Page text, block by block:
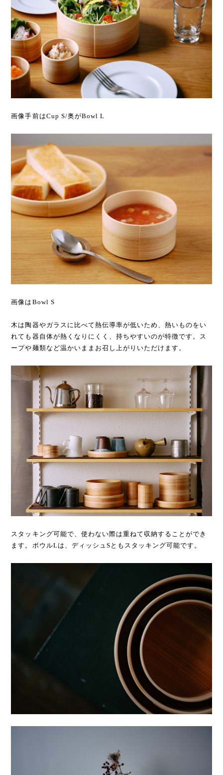
画像手前はCup S/奥がBowl L
画像はBowl S
木は陶器やガラスに比べて熱伝導率が低いため、熱いものをい
れても器自体が熱くなりにくく、持ちやすいのが特徴です。ス
ープや麺類など温かいままお召し上がりいただけます。
スタッキング可能で、使わない際は重ねて収納することができ
ます。ボウルLは、ディッシュSともスタッキング可能です。